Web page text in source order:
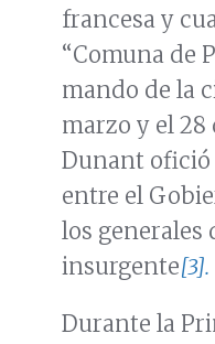
francesa y
“Comuna de
mando de la
marzo y el 28
Dunant
entre el
los
insurgente[3].
Durante la